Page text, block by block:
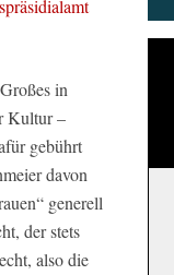
in
Kultur –
gebührt
davon
generell
der stets
also die